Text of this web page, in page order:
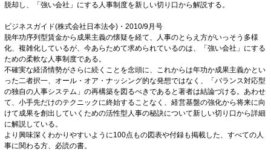
脱却し、「強い会社」にする人事制度を新しい切り口から解説する。
ビジネスガイド(株式会社日本法令)・2010/9月号
脱年功序列型賃金から成果主義の懐疑を経て、人事のとらえ方がいっそう多様
化、複雑化しているが、今あらためて求められているのは、「強い会社」にする
ための柔軟な人事制度である。
不確実な経済情勢がさらに続くことを念頭に、これからは年功か成果主義かとい
った二者択一、オール・オア・ナッシング的な発想ではなく、「バランス対応型
の独自の人事システム」の再構築を図るべきであると著者は結論づける。あわせ
て、小手先だけのテクニックに終始することなく、経営基盤の強化から将来に向
けて成果を創出していくための活性型人事の秘訣について新しい切り口から詳細
に解説している。
より興味深くわかりやすいように100点もの図表や付録も掲載した、すべての人
事に関わる方、必読の書。